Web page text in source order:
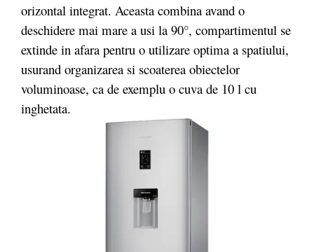
orizontal integrat. Aceasta combina avand o
deschidere mai mare a usi la 90°, compartimentul se
extinde in afara pentru o utilizare optima a spatiului,
usurand organizarea si scoaterea obiectelor
voluminoase, ca de exemplu o cuva de 10 l cu
inghetata.